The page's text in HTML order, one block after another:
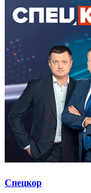
Спецкор